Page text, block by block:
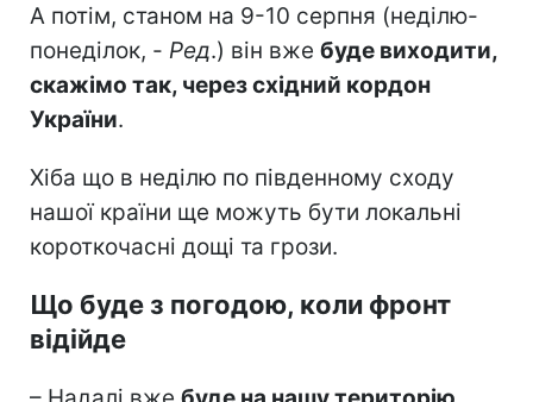
А потім, станом на 9-10 серпня (неділю-
понеділок, - Ред.) він вже буде виходити,
скажімо так, через східний кордон
України.
Хіба що в неділю по південному сходу
нашої країни ще можуть бути локальні
короткочасні дощі та грози.
Що буде з погодою, коли фронт
відійде